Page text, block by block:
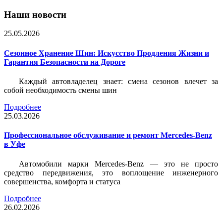
Наши новости
25.05.2026
Сезонное Хранение Шин: Искусство Продления Жизни и
Гарантия Безопасности на Дороге
Каждый автовладелец знает: смена сезонов влечет за
собой необходимость смены шин
Подробнее
25.03.2026
Профессиональное обслуживание и ремонт Mercedes-Benz
в Уфе
Автомобили марки Mercedes-Benz — это не просто
средство передвижения, это воплощение инженерного
совершенства, комфорта и статуса
Подробнее
26.02.2026